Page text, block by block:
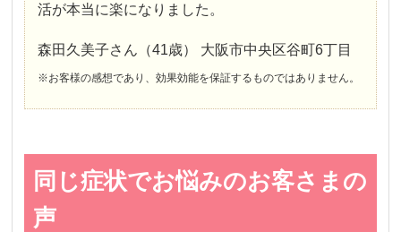
活が本当に楽になりました。
森田久美子さん（41歳） 大阪市中央区谷町6丁目
※お客様の感想であり、効果効能を保証するものではありません。
同じ症状でお悩みのお客さまの
声